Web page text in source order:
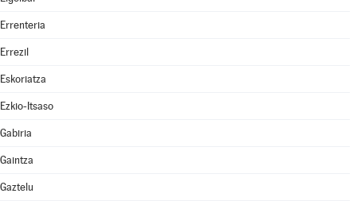
Errenteria
Errezil
Eskoriatza
Ezkio-Itsaso
Gabiria
Gaintza
Gaztelu